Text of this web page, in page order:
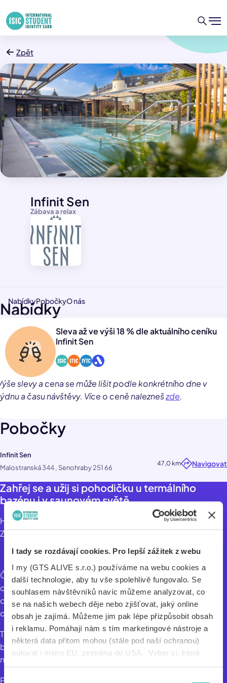
I tady se rozdávají cookies. Pro lepší zážitek z webu
I my (GTS ALIVE s.r.o.) používáme na webu cookies a
další technologie, aby tu vše spolehlivě fungovalo. Se
souhlasem návštěvníků navíc můžeme analyzovat, co
se na našich webech děje nebo zjišťovat, jaký online
obsah je zajímá. Můžeme jim pak lépe přizpůsobit obsah
i reklamu. Pomáhají nám s tím marketingové nástroje a
některá data přitom mohou (stále pod naší ochranou)
putovat i mimo EU, zejména do USA. Vyber si, které
Výběr
Zpět
Zábava a relax
Infinit Sen
NabídkyPobočkyO nás
Nabídky
Sleva až ve výši 18 % dle aktuálního ceníku
Infinit Sen
slevy a cena se může lišit podle konkrétního dne v
a času návštěvy. Více o ceně naleznešzde.
Pobočky
Infinit Sen
Malostranská 344 , Senohraby 251 66
47,0 km Navigovat
Zahřej se a užij si pohodičku u termálního
bazénu i v saunovém světě.
Hledáš místo, kde se můžeš totálně zrelaxovat a vypnout?
Zkus Infinit Sen v Senohrabech kousek od Prahy!
Čeká tě tu 8 různých saun, přírodní ochlazovací jezírko,
chillovací zóny, fresh bary a masáže. A to není všechno –
celý den tu probíhají saunové ceremoniály ve 2
ceremoniálních saunách.
Taky si můžeš dopřát pohodičku ve venkovním termálním
bazénu. Nejnovější pecka? Bar přímo v bazénu! Tak
nezapomeň na plavky :)
Při vstupu dostaneš osušku a prostěradlo zdarma.